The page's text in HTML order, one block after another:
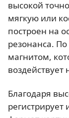
высокой
мягкую или
построен на
резонанса.
магнитом,
воздействует
Благодаря